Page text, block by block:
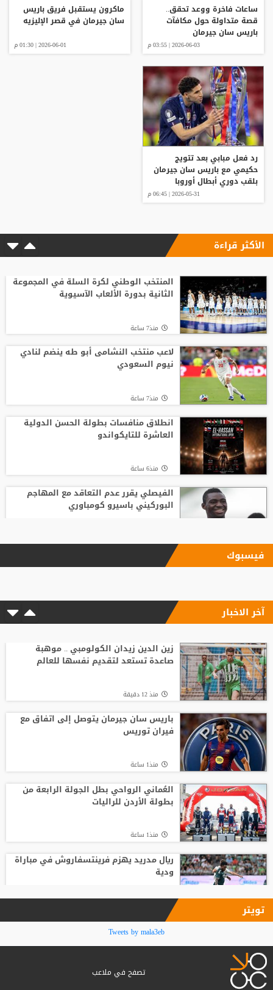
ساعات فاخرة ووعد تحقق..
قصة متداولة حول مكافآت
باريس سان جيرمان
2026-06-03 | 03:55 م
ماكرون يستقبل فريق باريس
سان جيرمان في قصر الإليزيه
2026-06-01 | 01:30 م
رد فعل مبابي بعد تتويج
حكيمي مع باريس سان جيرمان
بلقب دوري أبطال أوروبا
2026-05-31 | 06:45 م
الأكثر قراءة
المنتخب الوطني لكرة السلة في المجموعة
الثانية بدورة الألعاب الآسيوية
منذ7 ساعة
لاعب منتخب النشامى أبو طه ينضم لنادي
نيوم السعودي
منذ7 ساعة
انطلاق منافسات بطولة الحسن الدولية
العاشرة للتايكواندو
منذ6 ساعة
الفيصلي يقرر عدم التعاقد مع المهاجم
البوركيني باسيرو كومباوري
ليفربول يحسم صفقة أراخو لاعب برشلونة
مأساة وفاة لاعب شاب
باريس سان جيرمان يتوصل إلى اتفاق مع
فيران توريس
افتتاح دورة "سبارتاكياد شعوب روسيا" 2026
في يكاترينبورغ
فيسبوك
آخر الاخبار
زين الدين زيدان الكولومبي .. موهبة
صاعدة تستعد لتقديم نفسها للعالم
منذ 12 دقيقة
باريس سان جيرمان يتوصل إلى اتفاق مع
فيران توريس
منذ1 ساعة
العُماني الرواحي بطل الجولة الرابعة من
بطولة الأردن للراليات
منذ1 ساعة
ريال مدريد يهزم فرينتسفاروش في مباراة
ودية
الكويتي وديا
تويتر
Tweets by mala3eb
تصفح في ملاعب